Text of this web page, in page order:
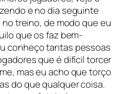
e no dia seguinte
treino, de modo que eu
que os faz bem-
conheço tantas pessoas
que é difícil torcer
mas eu acho que torço
do que qualquer coisa.